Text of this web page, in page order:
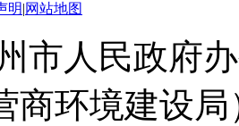
明|网站地图
市人民政府
商环境建设局